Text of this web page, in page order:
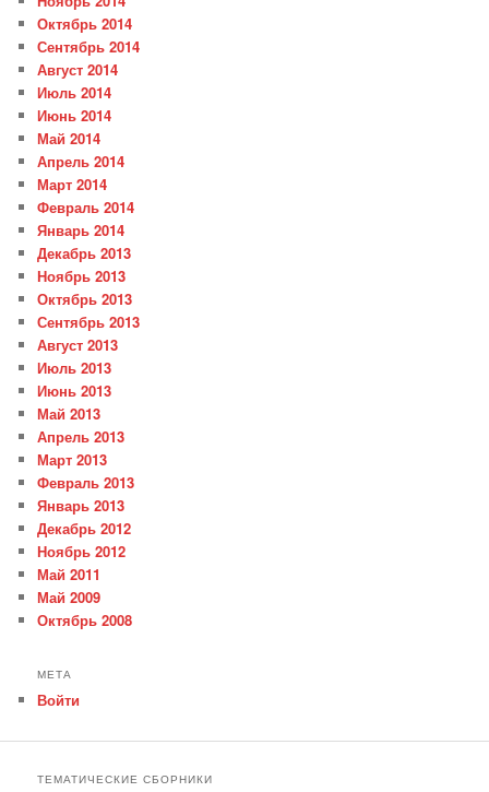
Октябрь 2014
Сентябрь 2014
Август 2014
Июль 2014
Июнь 2014
Май 2014
Апрель 2014
Март 2014
Февраль 2014
Январь 2014
Декабрь 2013
Ноябрь 2013
Октябрь 2013
Сентябрь 2013
Август 2013
Июль 2013
Июнь 2013
Май 2013
Апрель 2013
Март 2013
Февраль 2013
Январь 2013
Декабрь 2012
Ноябрь 2012
Май 2011
Май 2009
Октябрь 2008
МЕТА
Войти
ТЕМАТИЧЕСКИЕ СБОРНИКИ